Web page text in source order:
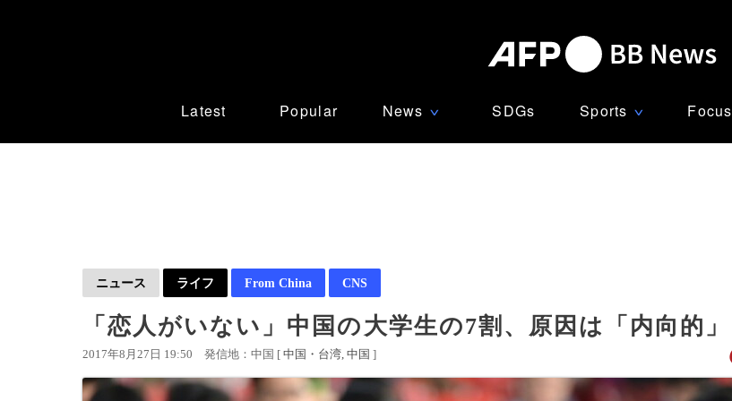
Latest Popular News ∨ SDGs Sports ∨ Focus
ニュース ライフ From China CNS
「恋人がいない」中国の大学生の7割、原因は「内向的」
2017年8月27日 19:50 発信地：中国 [ 中国・台湾 中国 ]